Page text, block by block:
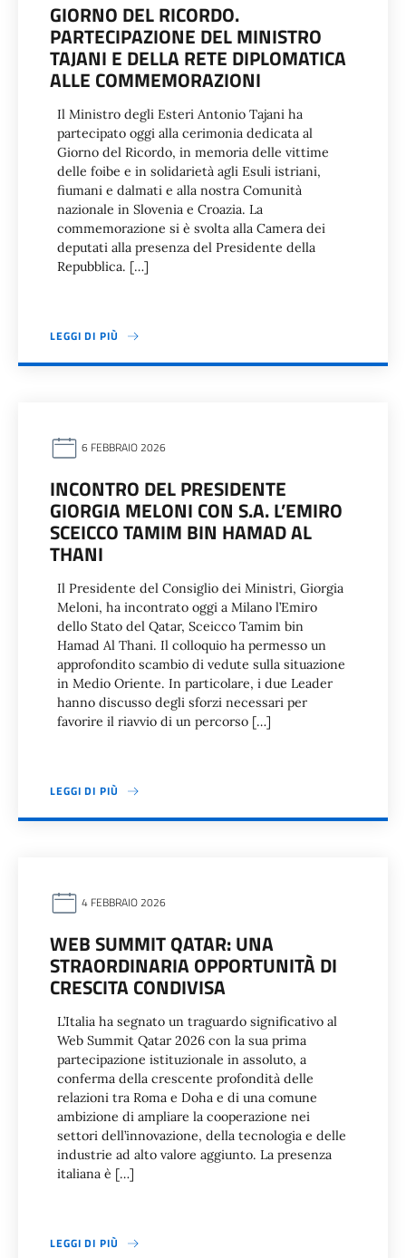
GIORNO DEL RICORDO.
PARTECIPAZIONE DEL MINISTRO
TAJANI E DELLA RETE DIPLOMATICA
ALLE COMMEMORAZIONI
Il Ministro degli Esteri Antonio Tajani ha
partecipato oggi alla cerimonia dedicata al
Giorno del Ricordo, in memoria delle vittime
delle foibe e in solidarietà agli Esuli istriani,
fiumani e dalmati e alla nostra Comunità
nazionale in Slovenia e Croazia. La
commemorazione si è svolta alla Camera dei
deputati alla presenza del Presidente della
Repubblica. […]
LEGGI DI PIÙ
6 FEBBRAIO 2026
INCONTRO DEL PRESIDENTE
GIORGIA MELONI CON S.A. L’EMIRO
SCEICCO TAMIM BIN HAMAD AL
THANI
Il Presidente del Consiglio dei Ministri, Giorgia
Meloni, ha incontrato oggi a Milano l’Emiro
dello Stato del Qatar, Sceicco Tamim bin
Hamad Al Thani. Il colloquio ha permesso un
approfondito scambio di vedute sulla situazione
in Medio Oriente. In particolare, i due Leader
hanno discusso degli sforzi necessari per
favorire il riavvio di un percorso […]
LEGGI DI PIÙ
4 FEBBRAIO 2026
WEB SUMMIT QATAR: UNA
STRAORDINARIA OPPORTUNITÀ DI
CRESCITA CONDIVISA
L’Italia ha segnato un traguardo significativo al
Web Summit Qatar 2026 con la sua prima
partecipazione istituzionale in assoluto, a
conferma della crescente profondità delle
relazioni tra Roma e Doha e di una comune
ambizione di ampliare la cooperazione nei
settori dell’innovazione, della tecnologia e delle
industrie ad alto valore aggiunto. La presenza
italiana è […]
LEGGI DI PIÙ